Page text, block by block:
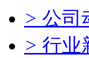
> 公司
> 行业